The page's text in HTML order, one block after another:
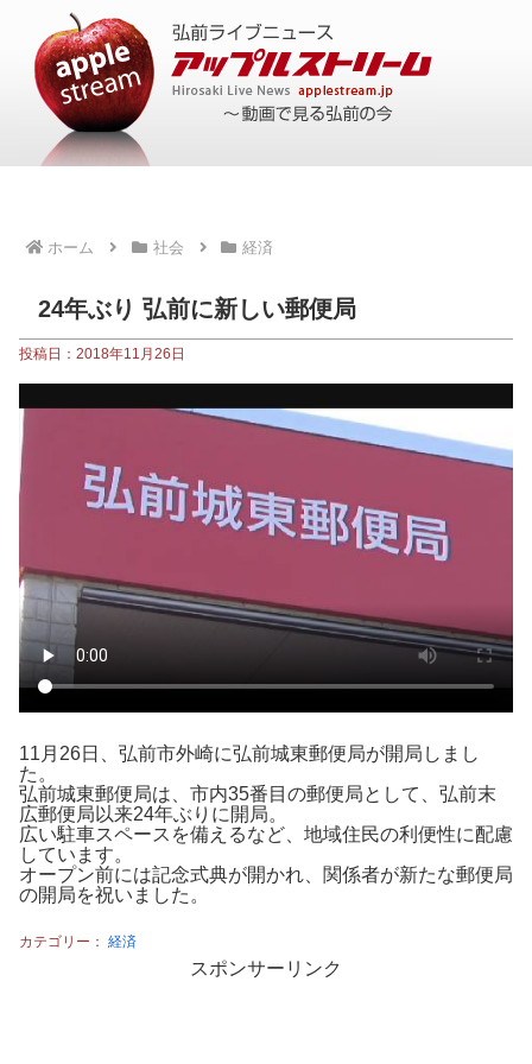
ホーム 社会 経済
24年ぶり 弘前に新しい郵便局
投稿日：2018年11月26日
11月26日、弘前市外崎に弘前城東郵便局が開局しまし
た。
弘前城東郵便局は、市内35番目の郵便局として、弘前末
広郵便局以来24年ぶりに開局。
広い駐車スペースを備えるなど、地域住民の利便性に配慮
しています。
オープン前には記念式典が開かれ、関係者が新たな郵便局
の開局を祝いました。
カテゴリー： 経済
スポンサーリンク